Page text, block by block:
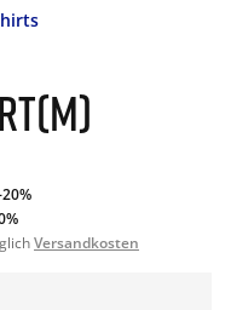
Versandkosten